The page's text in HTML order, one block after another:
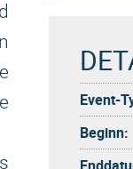
Event-
Beginn: